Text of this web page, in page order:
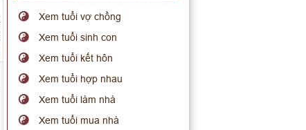
Xem tuổi vợ chồng
Xem tuổi sinh con
Xem tuổi kết hôn
Xem tuổi hợp nhau
Xem tuổi làm nhà
Xem tuổi mua nhà